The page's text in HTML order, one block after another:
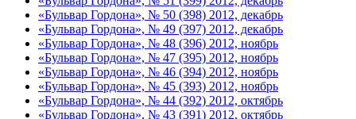
«Бульвар Гордона», № 50 (398) 2012, декабрь
«Бульвар Гордона», № 49 (397) 2012, декабрь
«Бульвар Гордона», № 48 (396) 2012, ноябрь
«Бульвар Гордона», № 47 (395) 2012, ноябрь
«Бульвар Гордона», № 46 (394) 2012, ноябрь
«Бульвар Гордона», № 45 (393) 2012, ноябрь
«Бульвар Гордона», № 44 (392) 2012, октябрь
«Бульвар Гордона», № 43 (391) 2012, октябрь